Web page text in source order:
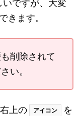
いですが、大変
きます。
削除されて
い。
上の アイコン
を